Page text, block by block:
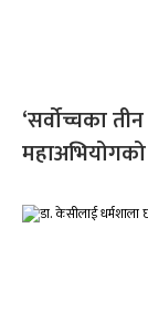
‘सर्वोच्चका